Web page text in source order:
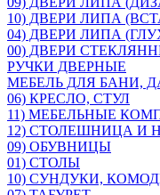
10) ДВЕРИ ЛИПА
04) ДВЕРИ ЛИПА
00) ДВЕРИ
РУЧКИ ДВЕРНЫЕ
МЕБЕЛЬ ДЛЯ БАНИ,
06) КРЕСЛО, СТУЛ
11) МЕБЕЛЬНЫЕ
12) СТОЛЕШНИЦА И
09) ОБУВНИЦЫ
01) СТОЛЫ
10) СУНДУКИ,